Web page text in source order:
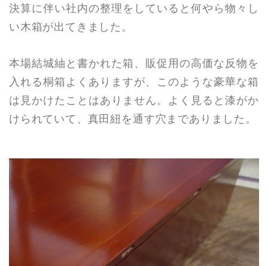
決算に伴い社内の整理をしていると何やら物々し
い木箱が出てきました。
本場結城紬と書かれた箱、販促用の高価な反物を
入れる桐箱よくありますが、このような豪華な箱
は見かけたことはありません。よく見ると漆がか
けられていて、真田紐を通す穴までありました。